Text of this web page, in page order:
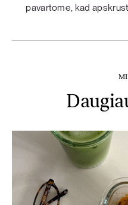
pavartome, kad